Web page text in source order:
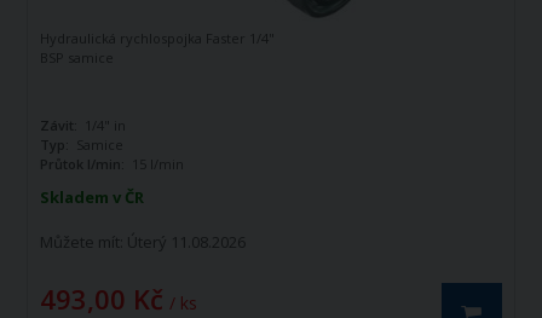
Skladem v ČR
Můžete mít: Úterý 11.08.2026
493,00 Kč / ks
Hydraulická rychlospojka Faster 1/4"
BSP samice
Závit:
1/4" in
Typ:
Samice
Průtok l/min:
15 l/min